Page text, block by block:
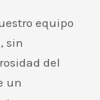
equipo
sin
del
un